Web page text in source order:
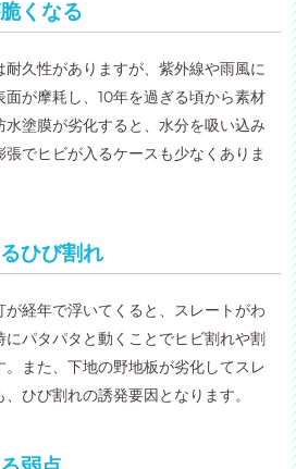
くなる
久性がありますが、紫外線や雨風に
が摩耗し、10年を過ぎる頃から素材
塗膜が劣化すると、水分を吸い込み
でヒビが入るケースも少なくありま
ひび割れ
経年で浮いてくると、スレートがわ
パタパタと動くことでヒビ割れや割
また、下地の野地板が劣化してスレ
ひび割れの誘発要因となります。